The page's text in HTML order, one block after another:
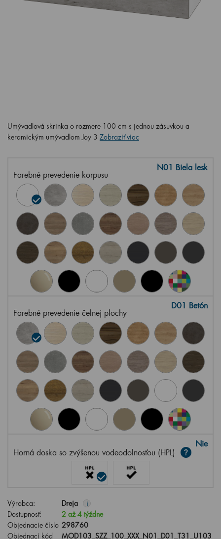
Umývadlová skrinka o rozmere 100 cm s jednou zásuvkou a
keramickým umývadlom Joy 3 Zobraziť viac
Farebné prevedenie korpusu
N01 Biela lesk
Farebné prevedenie čelnej plochy
D01 Betón
Horná doska so zvýšenou vodeodolnosťou (HPL)
Nie
Výrobca: Dreja i
Dostupnosť:
2 až 4 týždne
Objednacie číslo 298760
Objednací kód
MOD103_SZZ_100_XXX_N01_D01_T31_U103